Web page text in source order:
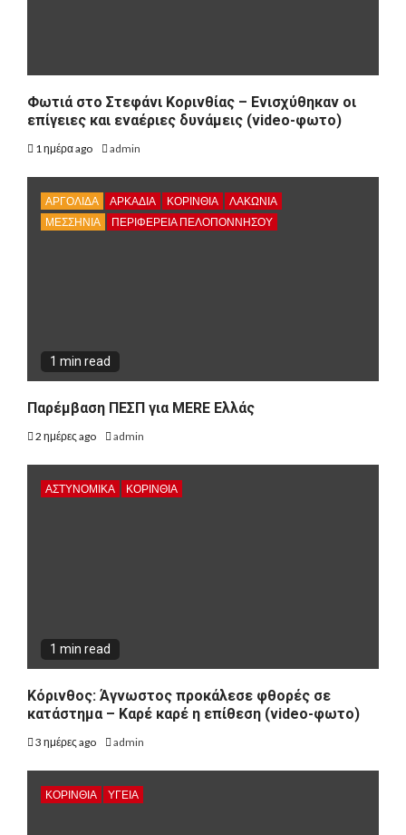
Φωτιά στο Στεφάνι Κορινθίας – Ενισχύθηκαν οι
επίγειες και εναέριες δυνάμεις (video-φωτο)
1 ημέρα ago admin
ΑΡΓΟΛΙΔΑ ΑΡΚΑΔΊΑ ΚΟΡΙΝΘΊΑ
ΛΑΚΩΝΙΑ
ΜΕΣΣΗΝΙΑ
ΠΕΡΙΦΈΡΕΙΑ ΠΕΛΟΠΟΝΝΉΣΟΥ
1 min read
Παρέμβαση ΠΕΣΠ για MERE Ελλάς
2 ημέρες ago admin
ΑΣΤΥΝΟΜΙΚΑ ΚΟΡΙΝΘΊΑ
1 min read
Κόρινθος: Άγνωστος προκάλεσε φθορές σε
κατάστημα – Καρέ καρέ η επίθεση (video-φωτο)
3 ημέρες ago admin
ΚΟΡΙΝΘΊΑ ΥΓΕΙΑ